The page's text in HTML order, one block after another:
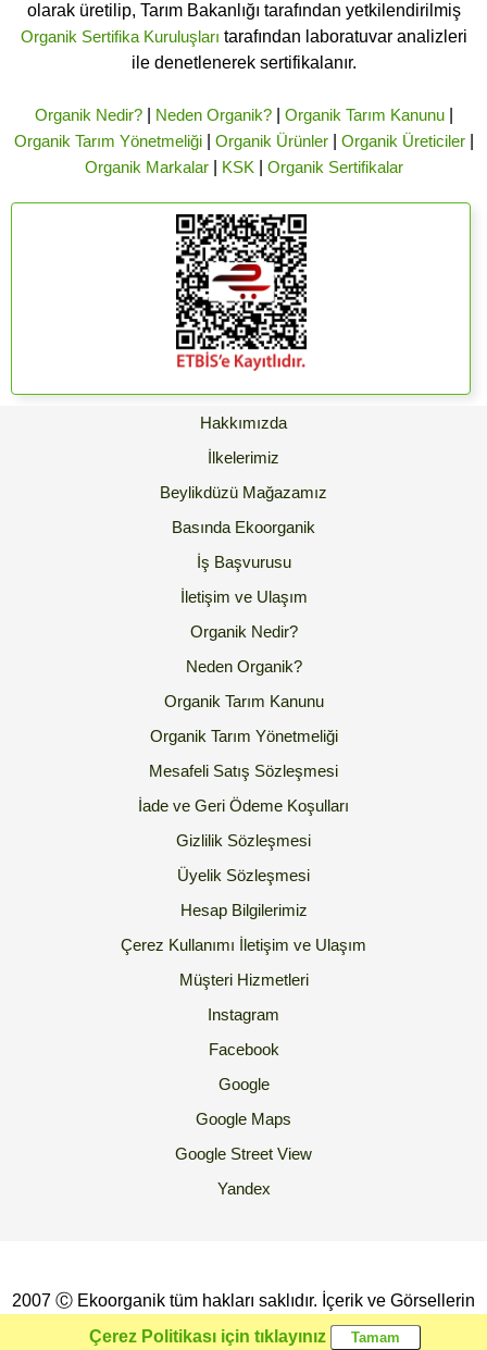
olarak üretilip, Tarım Bakanlığı tarafından yetkilendirilmiş
Organik Sertifika Kuruluşları tarafından laboratuvar analizleri
ile denetlenerek sertifikalanır.
Organik Nedir?| Neden Organik?| Organik Tarım Kanunu|
Organik Tarım Yönetmeliği| Organik Ürünler| Organik Üreticiler|
Organik Markalar| KSK Organik Sertifikalar
Hakkımızda
İlkelerimiz
Beylikdüzü Mağazamız
Basında Ekoorganik
İş Başvurusu
İletişim ve Ulaşım
Organik Nedir?
Neden Organik?
Organik Tarım Kanunu
Organik Tarım Yönetmeliği
Mesafeli Satış Sözleşmesi
İade ve Geri Ödeme Koşulları
Gizlilik Sözleşmesi
Üyelik Sözleşmesi
Hesap Bilgilerimiz
Çerez Kullanımı İletişim ve Ulaşım
Müşteri Hizmetleri
Instagram
Facebook
Google
Google Maps
Google Street View
Yandex
Çerez Politikası için tıklayınız
2007 Ⓒ Ekoorganik tüm hakları saklıdır. İçerik ve Görsellerin
İzinsiz Kopyalanması yada Kullanılması Yasaktır.